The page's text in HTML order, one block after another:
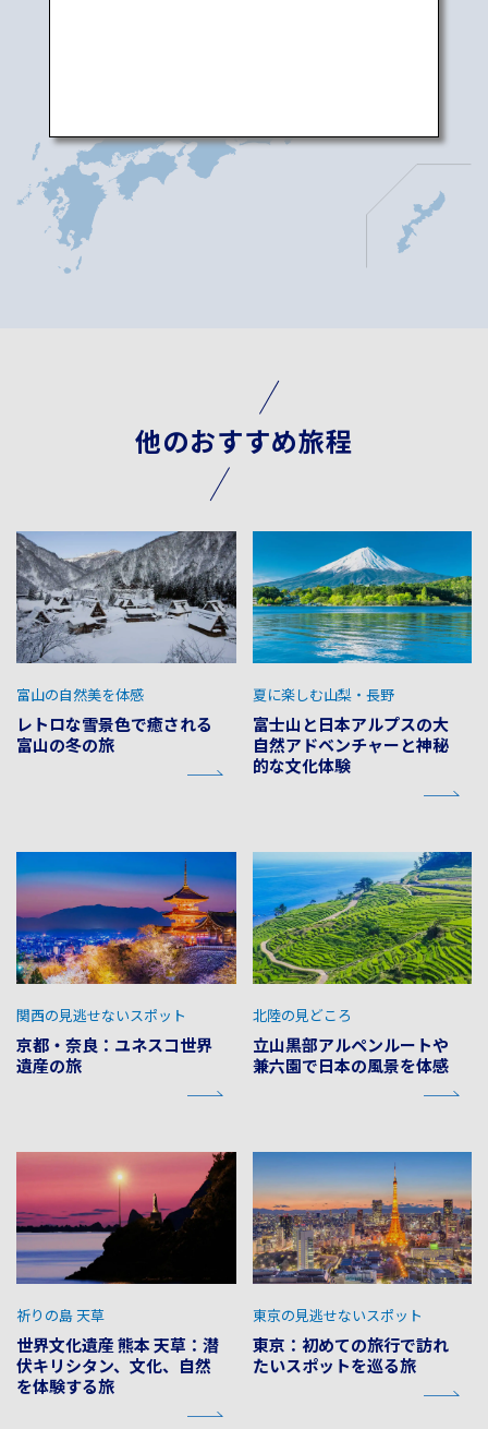
他のおすすめ旅程
レトロな雪景色で癒される
富山の冬の旅
富山の自然美を体感
富士山と日本アルプスの大
自然アドベンチャーと神秘
的な文化体験
夏に楽しむ山梨・長野
京都・奈良：ユネスコ世界
遺産の旅
関西の見逃せないスポット
立山黒部アルペンルートや
兼六園で日本の風景を体感
北陸の見どころ
世界文化遺産 熊本 天草：潜
伏キリシタン、文化、自然
を体験する旅
祈りの島 天草
東京：初めての旅行で訪れ
たいスポットを巡る旅
東京の見逃せないスポット